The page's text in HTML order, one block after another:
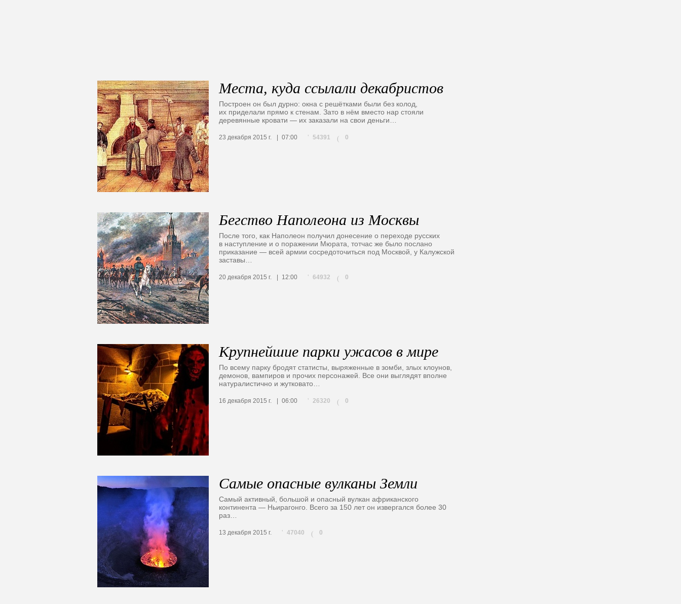
Места, куда ссылали декабристов
Построен он был дурно: окна с решётками были без колод,
их приделали прямо к стенам. Зато в нём вместо нар стояли
деревянные кровати — их заказали на свои деньги…
23 декабря 2015 г. 07:00 54391 ( 0
Бегство Наполеона из Москвы
После того, как Наполеон получил донесение о переходе русских
в наступление и о поражении Мюрата, тотчас же было послано
приказание — всей армии сосредоточиться под Москвой, у Калужской
заставы…
20 декабря 2015 г. 12:00 64932 ( 0
Крупнейшие парки ужасов в мире
По всему парку бродят статисты, выряженные в зомби, злых клоунов,
демонов, вампиров и прочих персонажей. Все они выглядят вполне
натуралистично и жутковато…
16 декабря 2015 г. 06:00 26320 ( 0
Самые опасные вулканы Земли
Самый активный, большой и опасный вулкан африканского
континента — Ньирагонго. Всего за 150 лет он извергался более 30
раз…
13 декабря 2015 г. 47040 ( 0